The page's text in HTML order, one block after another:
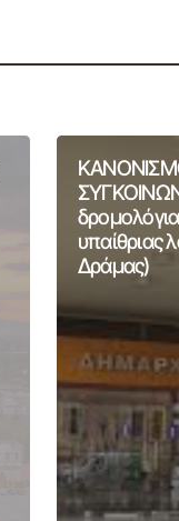
υπαίθριας
Δράμας)